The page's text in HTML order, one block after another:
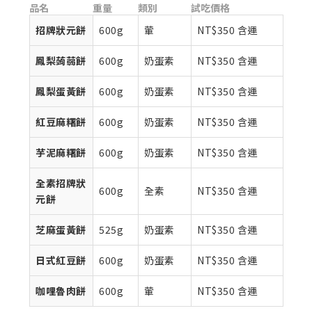
品名 重量 類別
試吃價格
招牌狀元餅
600g 葷 NT$350 含運
鳳梨蒟蒻餅 600g 奶蛋素 NT$350 含運
鳳梨蛋黃餅 600g 奶蛋素 NT$350 含運
紅豆麻糬餅 600g 奶蛋素 NT$350 含運
芋泥麻糬餅 600g 奶蛋素 NT$350 含運
全素招牌狀
元餅
600g 全素 NT$350 含運
芝麻蛋黃餅 525g 奶蛋素 NT$350 含運
日式紅豆餅 600g 奶蛋素 NT$350 含運
咖哩魯肉餅 600g 葷 NT$350 含運